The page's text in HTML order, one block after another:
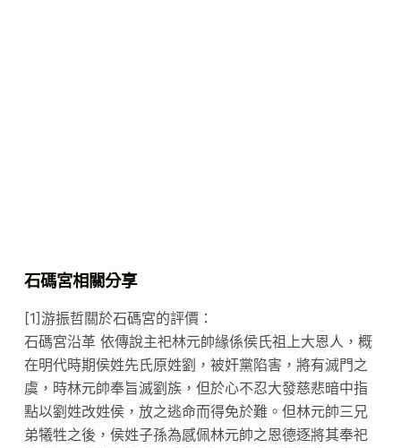
石碼宮相關分享
[1]游振哲關於石碼宮的評價：
石碼宮沿革 依傳說主祀林元帥緣係侯氏祖上大恩人，概
在明代時期侯姓先氏原姓劉，被奸黨陷害，將有滅門之
虞，時林元帥奉旨滅劉族，但於心不忍大發慈悲暗中指
點以劉姓改姓侯，放之逃命而得免於難。但林元帥三兄
弟犧牲之後，侯姓子孫為感佩林元帥之恩德逐將其奉祀